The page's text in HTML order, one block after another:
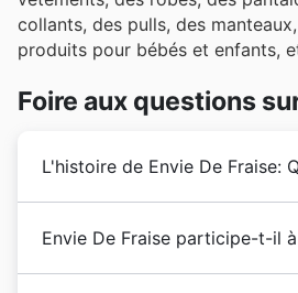
collants, des pulls, des
produits pour bébés et enfants,
Foire aux questions
L'histoire de Envie De Fraise:
à soutenir les femmes et à
des personnalités célèbres.
Envie De Fraise participe-t-il